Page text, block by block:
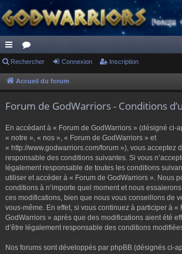
ac
co
s
or
u
Rechercher Connexion Inscription
Accueil du forum
Forum de GodWarriors - Conditions
En accédant à « Forum de GodWarriors » (désigné ci-
« notre », « nos », « Forum de GodWarriors » et
« http://www.godwarriors.com/forum »), vous acceptez
responsable des conditions suivantes. Si vous
légalement responsable de toutes les conditions
utiliser et accéder à « Forum de GodWarriors ». Nous
conditions à n’importe quel moment et nous
ces modifications, bien que nous vous conseillons de
vous-même. En effet, si vous continuez à participer à «
GodWarriors » après que des modifications aient été
d’être légalement responsable des conditions
Nos forums sont développés par phpBB (désignés ci-